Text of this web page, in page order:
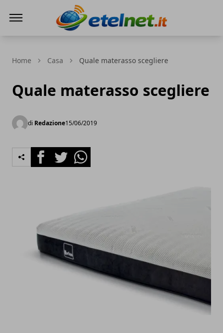
Home Casa Quale materasso scegliere
Quale materasso scegliere
di Redazione15/06/2019
FacebookTwitterWhatsapp